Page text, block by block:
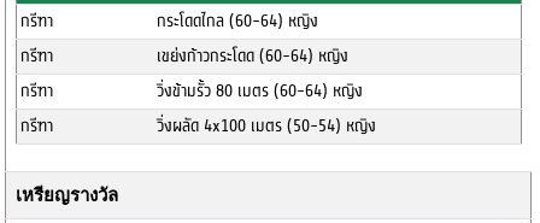
กรีฑา
กระโดดไกล (60-64) หญิง
กรีฑา
เขย่งก้าวกระโดด (60-64) หญิง
กรีฑา
วิ่งข้ามรั้ว 80 เมตร (60-64) หญิง
กรีฑา
วิ่งผลัด 4x100 เมตร (50-54) หญิง
เหรียญรางวัล